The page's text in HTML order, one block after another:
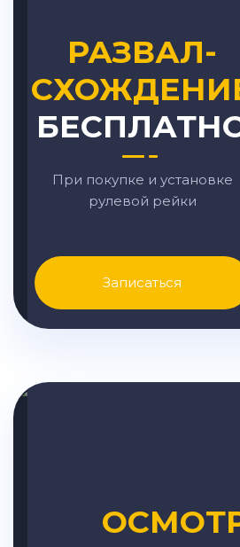
РАЗВАЛ-
При покупке и установке
рулевой рейки
Записаться